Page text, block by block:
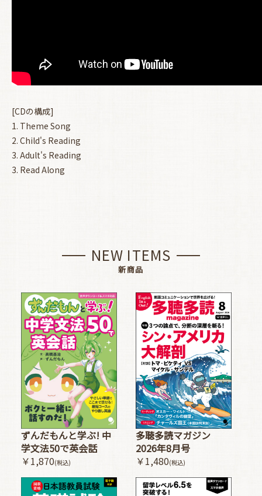
[CDの構成]
1. Theme Song
2. Child's Reading
3. Adult's Reading
3. Read Along
NEW ITEMS
新商品
ずんだもんと学ぶ! 中
学文法50で英会話
￥1,870(税込)
多聴多読マガジン
2026年8月号
￥1,480(税込)